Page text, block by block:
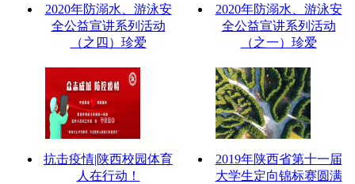
2020年防溺水、游泳安
全公益宣讲系列活动
（之四）珍爱
2020年防溺水、游泳安
全公益宣讲系列活动
（之一）珍爱
抗击疫情|陕西校园体育
人在行动！
2019年陕西省第十一届
大学生定向锦标赛圆满